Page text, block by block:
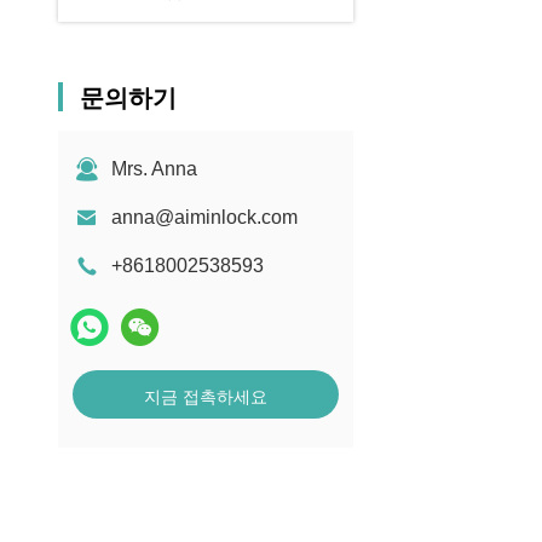
문의하기
Mrs. Anna
anna@aiminlock.com
+8618002538593
지금 접촉하세요